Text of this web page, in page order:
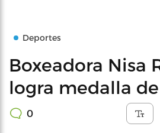
Deportes
Boxeadora Nisa
logra medalla
0